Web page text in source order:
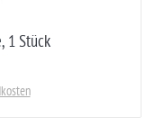
1 Stück